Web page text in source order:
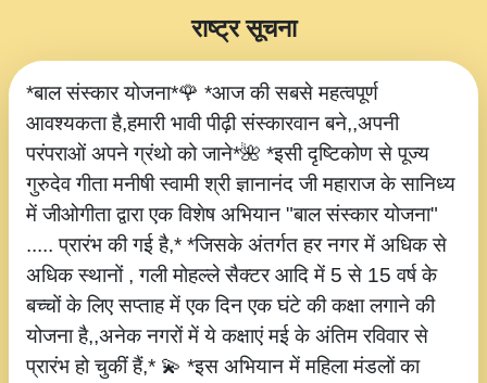
*बाल संस्कार योजना*🌹 *आज की सबसे महत्वपूर्ण
आवश्यकता है,हमारी भावी पीढ़ी संस्कारवान बने,,अपनी
परंपराओं अपने ग्रंथो को जाने*🌺 *इसी दृष्टिकोण से पूज्य
गुरुदेव गीता मनीषी स्वामी श्री ज्ञानानंद जी महाराज के सानिध्य
में जीओगीता द्वारा एक विशेष अभियान "बाल संस्कार योजना"
..... प्रारंभ की गई है,* *जिसके अंतर्गत हर नगर में अधिक से
अधिक स्थानों , गली मोहल्ले सैक्टर आदि में 5 से 15 वर्ष के
बच्चों के लिए सप्ताह में एक दिन एक घंटे की कक्षा लगाने की
योजना है,,अनेक नगरों में ये कक्षाएं मई के अंतिम रविवार से
प्रारंभ हो चुकीं हैं,* 💫 *इस अभियान में महिला मंडलों का
राष्ट्र सूचना